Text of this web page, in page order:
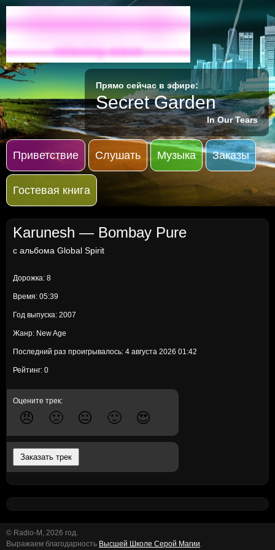
Radio-M
relaxing wave
Прямо сейчас в эфире:
Secret Garden
In Our Tears
Приветствие Слушать Музыка Заказы
Гостевая книга
Karunesh — Bombay Pure
с альбома Global Spirit
Дорожка: 8
Время: 05:39
Год выпуска: 2007
Жанр: New Age
Последний раз проигрывалось: 4 августа 2026 01:42
Рейтинг: 0
Оцените трек:
😠 🙁 😐 🙂 😍
Заказать трек
© Radio-M, 2026 год.
Выражаем благодарность Высшей Школе Серой Магии.